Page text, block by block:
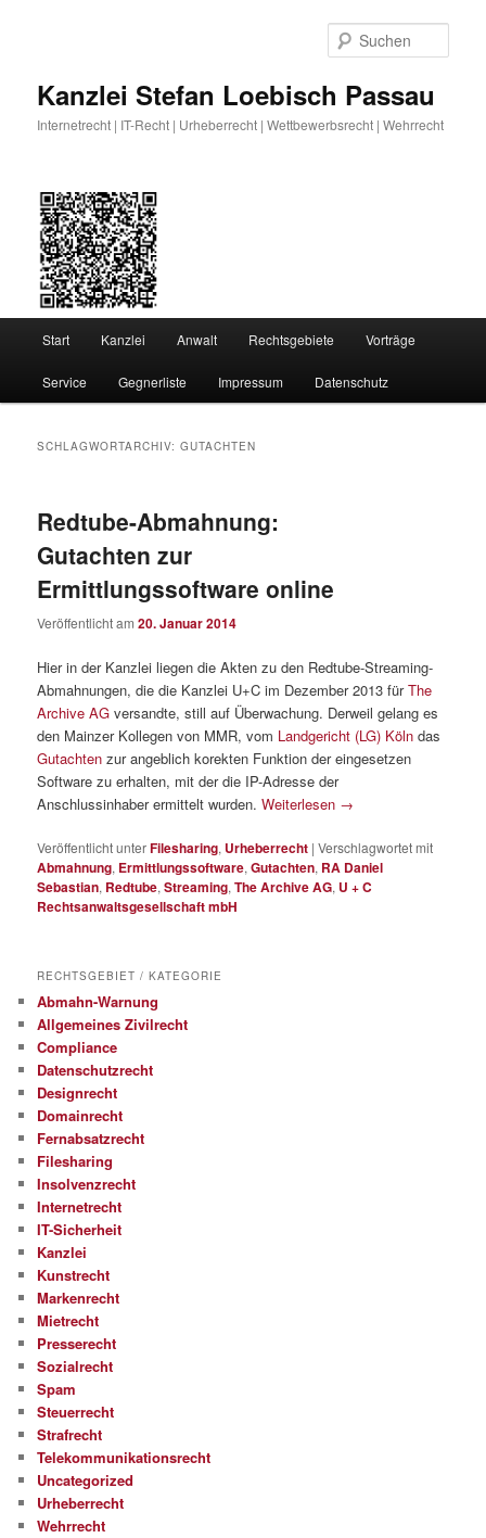
Kanzlei Stefan Loebisch Passau
Internetrecht | IT-Recht | Urheberrecht | Wettbewerbsrecht | Wehrrecht
Start Kanzlei Anwalt Rechtsgebiete Vorträge
Service Gegnerliste Impressum Datenschutz
SCHLAGWORTARCHIV:GUTACHTEN
Redtube-Abmahnung:
Gutachten zur
Ermittlungssoftware online
Veröffentlicht am20. Januar 2014
Hier in der Kanzlei liegen die Akten zu den Redtube-Streaming-
Abmahnungen, die die Kanzlei U+C im Dezember 2013 fürThe
Archive AG versandte, still auf Überwachung. Derweil gelang es
den Mainzer Kollegen von MMR, vom Landgericht (LG) Köln das
Gutachten zur angeblich korekten Funktion der eingesetzen
Software zu erhalten, mit der die IP-Adresse der
Anschlussinhaber ermittelt wurden.Weiterlesen →
Veröffentlicht unterFilesharing, Urheberrecht |Verschlagwortet mit
Abmahnung, Ermittlungssoftware,Gutachten, RA Daniel
Sebastian, Redtube,Streaming,The Archive AG, U + C
Rechtsanwaltsgesellschaft mbH
RECHTSGEBIET / KATEGORIE
Abmahn-Warnung
Allgemeines Zivilrecht
Compliance
Datenschutzrecht
Designrecht
Domainrecht
Fernabsatzrecht
Filesharing
Insolvenzrecht
Internetrecht
IT-Sicherheit
Kanzlei
Kunstrecht
Markenrecht
Mietrecht
Presserecht
Sozialrecht
Spam
Steuerrecht
Strafrecht
Telekommunikationsrecht
Uncategorized
Urheberrecht
Wehrrecht